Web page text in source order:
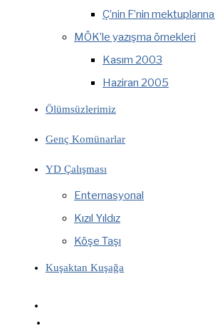
Ç’nin F’nin mektuplarına
MÖK’le yazışma örnekleri
Kasım 2003
Haziran 2005
Ölümsüzlerimiz
Genç Komünarlar
YD Çalışması
Enternasyonal
Kızıl Yıldız
Köşe Taşı
Kuşaktan Kuşağa